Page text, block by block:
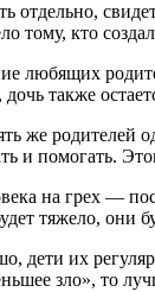
отдельно,
тому, кто
любящих
дочь также
же родителей
и помогать.
на грех —
тяжело, они
дети их
зло», то